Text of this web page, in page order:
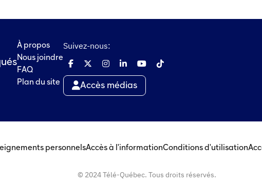
À propos
Nous joindre
FAQ
Plan du site
Suivez-nous:
Accès médias
personnelsAccès à l'informationConditions d'utilisation
© 2024 Télé-Québec. Tous droits réservés.